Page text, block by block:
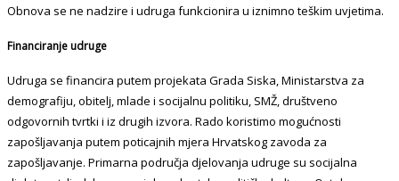
Obnova se ne nadzire i udruga funkcionira u iznimno teškim uvjetima.
Financiranje udruge
Udruga se financira putem projekata Grada Siska, Ministarstva za
demografiju, obitelj, mlade i socijalnu politiku, SMŽ, društveno
odgovornih tvrtki i iz drugih izvora. Rado koristimo mogućnosti
zapošljavanja putem poticajnih mjera Hrvatskog zavoda za
zapošljavanje. Primarna područja djelovanja udruge su socijalna